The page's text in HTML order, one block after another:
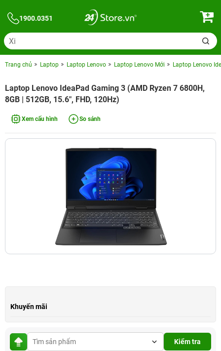
1900.0351
Trang chủ Laptop Laptop Lenovo Laptop Lenovo Mới Laptop Lenovo
Laptop Lenovo IdeaPad Gaming 3 (AMD Ryzen 7 6800H,
8GB | 512GB, 15.6", FHD, 120Hz)
Xem cấu hình So sánh
Khuyến mãi
Kiểm tra